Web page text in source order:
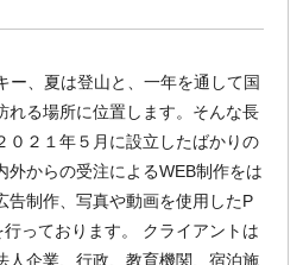
ー、夏は登山と、一年を通して国
れる場所に位置します。そんな長
０２１年５月に設立したばかりの
外からの受注によるWEB制作をは
告制作、写真や動画を使用したP
っております。 クライアントは
人企業、行政、教育機関、宿泊施